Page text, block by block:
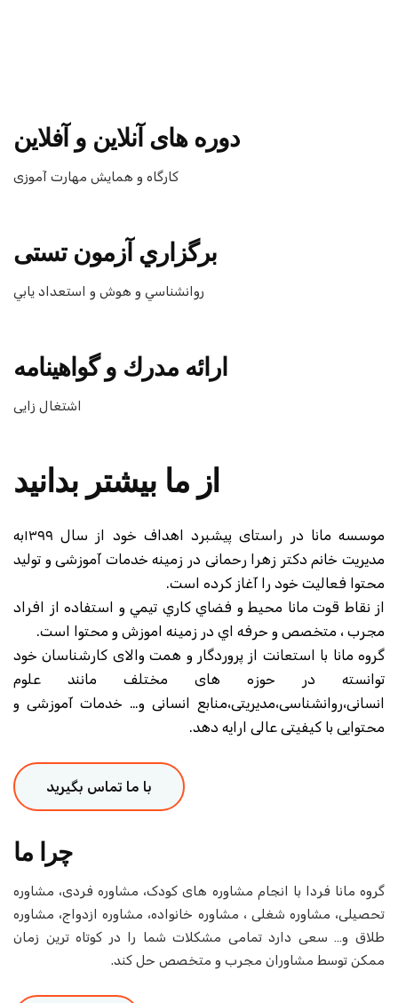
دوره های آنلاين و آفلاين
كارگاه و همايش مهارت آموزی
برگزاري آزمون تستی
روانشناسي و هوش و استعداد يابي
ارائه مدرك و گواهينامه
اشتغال زایی
از ما بیشتر بدانید
موسسه مانا در راستای پیشبرد اهداف خود از سال ۱۳۹۹به
دکتر زهرا رحمانی در زمینه خدمات آموزشی و تولید
خود را آغاز کرده است.
مانا محيط و فضاي كاري تيمي و استفاده از افراد
و حرفه اي در زمينه اموزش و محتوا است.
با استعانت از پروردگار و همت والای کارشناسان خود
در حوزه های مختلف مانند علوم
انسانی و… خدمات آموزشی و
کیفیتی عالی ارایه دهد.
با ما تماس بگیرید
فردا با انجام مشاوره های کودک، مشاوره فردی، مشاوره
شغلی ، مشاوره خانواده، مشاوره ازدواج، مشاوره
سعی دارد تمامی مشکلات شما را در کوتاه ترین زمان
مشاوران مجرب و متخصص حل کند.